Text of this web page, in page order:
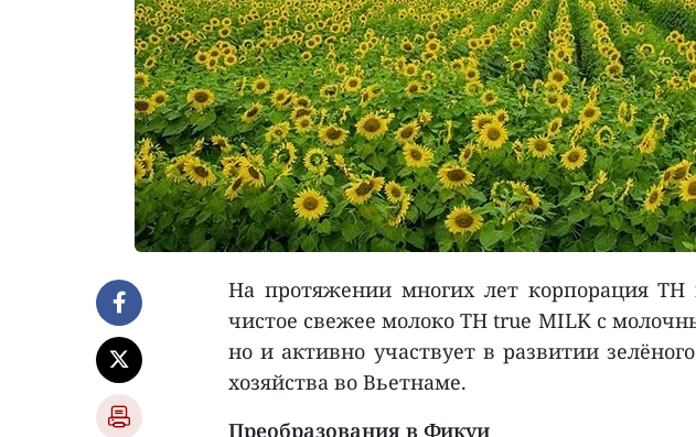
На протяжении многих лет корпорация TH
чистое свежее молоко TH true MILK с
но и активно участвует в развитии
хозяйства во Вьетнаме.
Преобразования в Фикуи